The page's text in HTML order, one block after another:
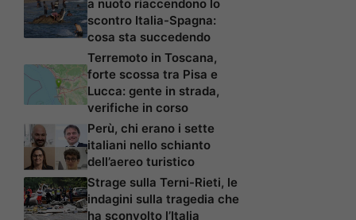
a nuoto riaccendono lo
scontro Italia-Spagna:
cosa sta succedendo
Terremoto in Toscana,
forte scossa tra Pisa e
Lucca: gente in strada,
verifiche in corso
Perù, chi erano i sette
italiani nello schianto
dell’aereo turistico
Strage sulla Terni-Rieti, le
indagini sulla tragedia che
ha sconvolto l’Italia